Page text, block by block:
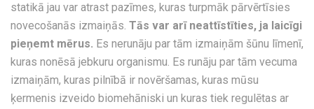
statikā jau var atrast pazīmes, kuras turpmāk pārvērtīsies
novecošanās izmaiņās. Tās var arī neattīstīties, ja laicīgi
pieņemt mērus. Es nerunāju par tām izmaiņām šūnu līmenī,
kuras nonēsā jebkuru organismu. Es runāju par tām vecuma
izmaiņām, kuras pilnībā ir novēršamas, kuras mūsu
ķermenis izveido biomehāniski un kuras tiek regulētas ar